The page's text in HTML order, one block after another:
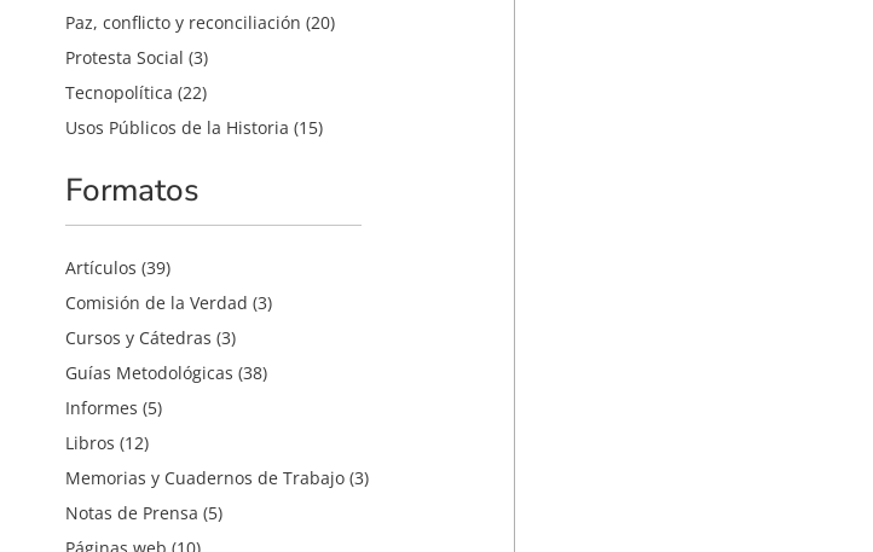
Paz, conflicto y reconciliación (20)
Protesta Social (3)
Tecnopolítica (22)
Usos Públicos de la Historia (15)
Formatos
Artículos (39)
Comisión de la Verdad (3)
Cursos y Cátedras (3)
Guías Metodológicas (38)
Informes (5)
Libros (12)
Memorias y Cuadernos de Trabajo(3)
Notas de Prensa (5)